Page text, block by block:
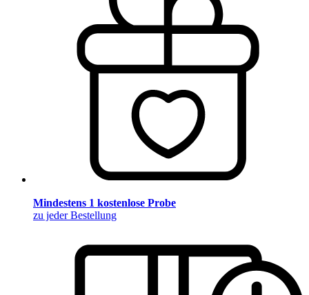
Mindestens 1 kostenlose Probe
zu jeder Bestellung